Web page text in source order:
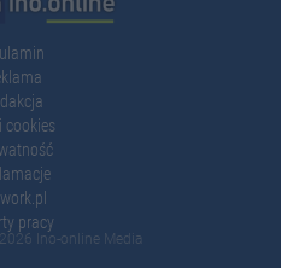
cookies
pracy
Ino-online Media